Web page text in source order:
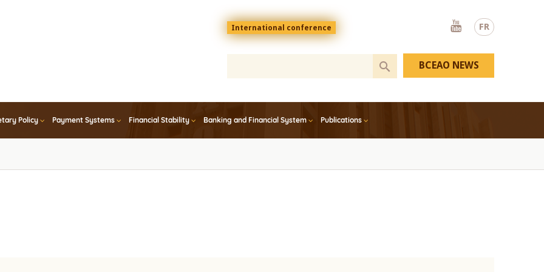
FR
Menu
top
En
International conference
Youtube
Policy Payment Systems Financial Stability Banking and Financial System Publications
BCEAO NEWS